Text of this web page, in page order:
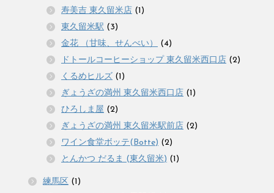
寿美吉 東久留米店 (1)
東久留米駅 (3)
金花 （甘味、せんべい）
(4)
ドトールコーヒーショップ 東久留米西口店 (2)
くるめヒルズ (1)
ぎょうざの満州 東久留米西口店 (1)
ひろしま屋 (2)
ぎょうざの満州 東久留米駅前店 (2)
ワイン食堂ボッテ(Botte) (2)
とんかつ だるま (東久留米) (1)
練馬区 (1)